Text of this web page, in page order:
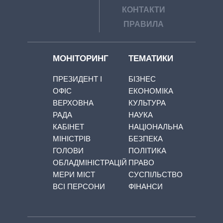
КОНТАКТИ
ПРАВИЛА
МОНІТОРИНГ
ПРЕЗИДЕНТ І
ОФІС
ВЕРХОВНА
РАДА
КАБІНЕТ
МІНІСТРІВ
ГОЛОВИ
ОБЛАДМІНІСТРАЦІЙ
МЕРИ МІСТ
ВСІ ПЕРСОНИ
ТЕМАТИКИ
БІЗНЕС
ЕКОНОМІКА
КУЛЬТУРА
НАУКА
НАЦІОНАЛЬНА
БЕЗПЕКА
ПОЛІТИКА
ПРАВО
СУСПІЛЬСТВО
ФІНАНСИ